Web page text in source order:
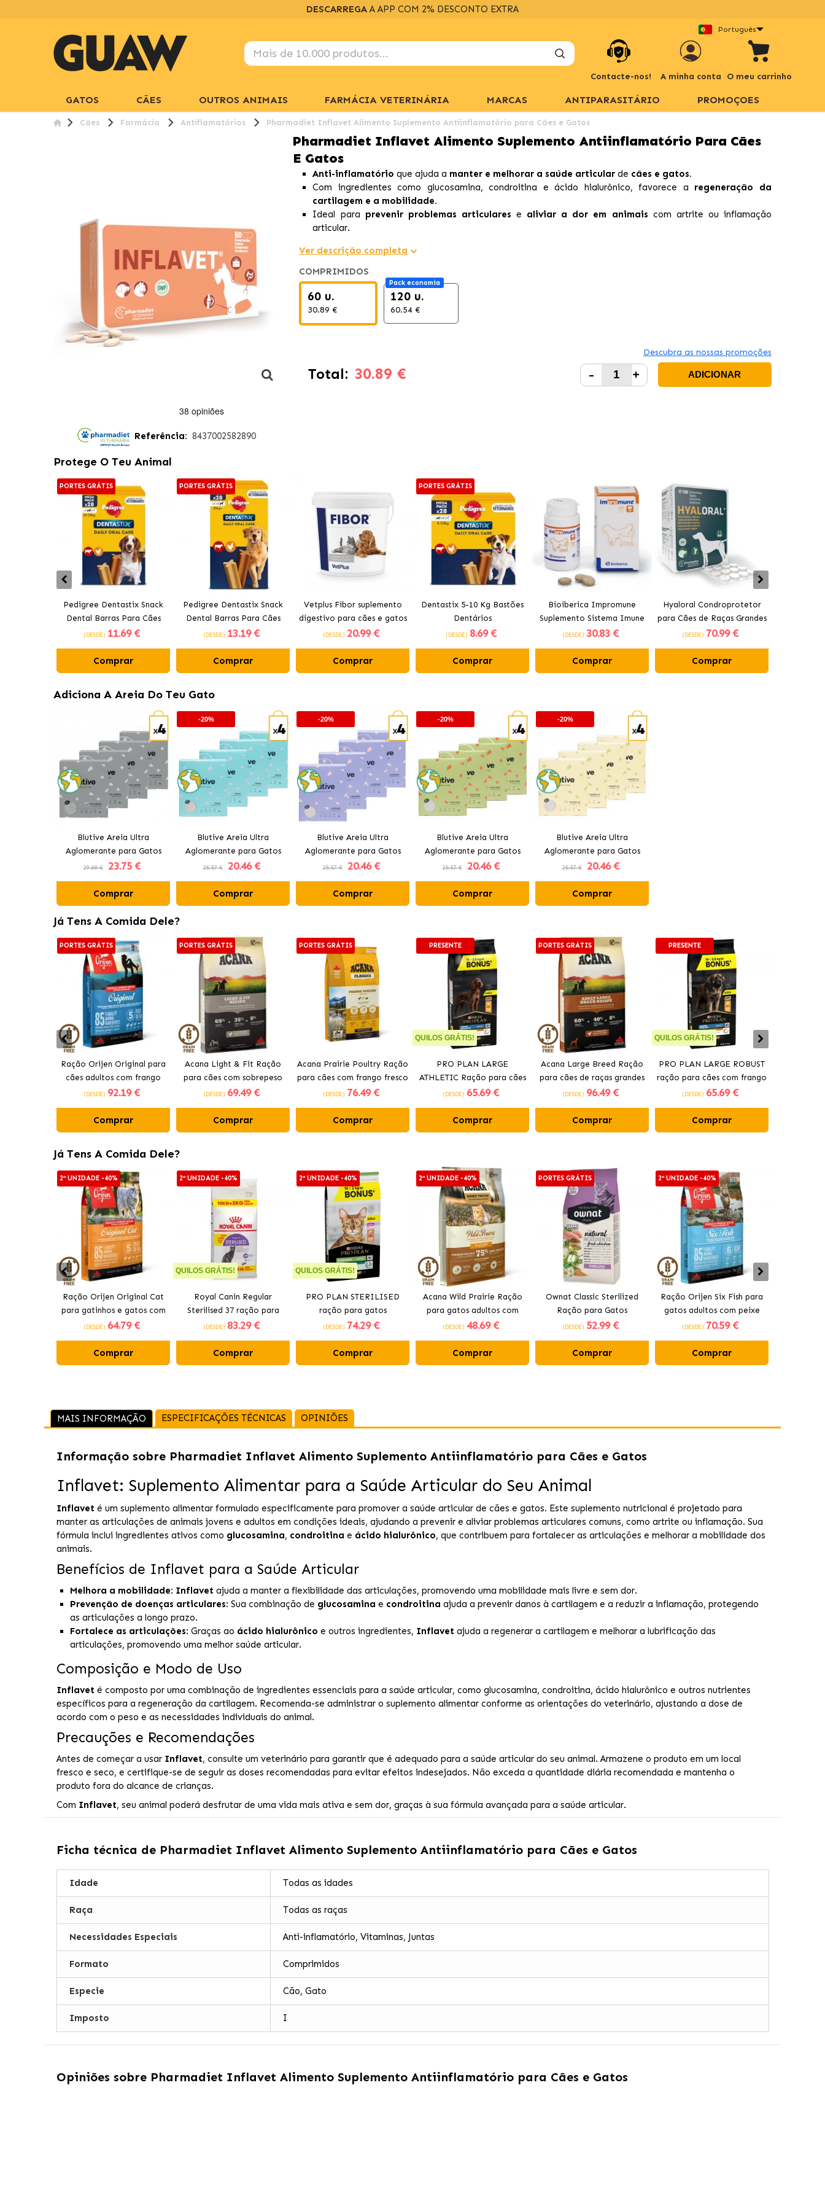
DESCARREGAA APP COM 2% DESCONTO EXTRA
Português
Contacte-nos! A minha conta O meu carrinho
GATOS CÃES OUTROS ANIMAIS FARMÁCIA VETERINÁRIA MARCAS ANTIPARASITÁRIO PROMOÇOES
Cães Farmácia Antiflamatórios Pharmadiet Inflavet Alimento Suplemento Antiinflamatório para Cães e Gatos
Pharmadiet Inflavet Alimento Suplemento Antiinflamatório Para Cães
E Gatos
Referência: 8437002582890
Anti-inflamatório que ajuda a manter e melhorar a saúde articular de cães e gatos.
Com ingredientes como glucosamina, condroitina e ácido hialurônico, favorece a regeneração da
cartilagem e a mobilidade.
Ideal para prevenir problemas articulares e aliviar a dor em animais com artrite ou inflamação
articular.
Ver descrição completa
COMPRIMIDOS
60 u.
30.89 €
Pack economia
120 u.
60.54 €
Descubra as nossas promoções
Total: 30.89 € - + ADICIONAR
Protege O Teu Animal
PORTES GRÁTIS
Pedigree Dentastix Snack
Dental Barras Para Cães
Médios 10-25 kg
(DESDE) 11.69 €
Comprar
PORTES GRÁTIS
Pedigree Dentastix Snack
Dental Barras Para Cães
Grandes +25 kg
(DESDE) 13.19 €
Comprar
Vetplus Fibor suplemento
digestivo para cães e gatos
(DESDE) 20.99 €
Comprar
PORTES GRÁTIS
Dentastix 5-10 Kg Bastões
Dentários
(DESDE) 8.69 €
Comprar
Bioiberica Impromune
Suplemento Sistema Imune
para Cães e Gatos
(DESDE) 30.83 €
Comprar
Hyaloral Condroprotetor
para Cães de Raças Grandes
Pharmadiet
(DESDE) 70.99 €
Comprar
Adiciona A Areia Do Teu Gato
Blutive Areia Ultra
Aglomerante para Gatos
Carvão Ativo
29.68 € 23.75 €
Comprar
-20%
Blutive Areia Ultra
Aglomerante para Gatos
Aroma Fresh
25.57 € 20.46 €
Comprar
-20%
Blutive Areia Ultra
Aglomerante para Gatos
Aroma Lavanda
25.57 € 20.46 €
Comprar
-20%
Blutive Areia Ultra
Aglomerante para Gatos
Aroma Aloe Vera
25.57 € 20.46 €
Comprar
-20%
Blutive Areia Ultra
Aglomerante para Gatos
Aroma Marselha
25.57 € 20.46 €
Comprar
Já Tens A Comida Dele?
PORTES GRÁTIS
Ração Orijen Original para
cães adultos com frango
(DESDE) 92.19 €
Comprar
PORTES GRÁTIS
Acana Light & Fit Ração
para cães com sobrepeso
com frango fresco
(DESDE) 69.49 €
Comprar
PORTES GRÁTIS
Acana Prairie Poultry Ração
para cães com frango fresco
(DESDE) 76.49 €
Comprar
PRESENTE
QUILOS GRÁTIS!
PRO PLAN LARGE
ATHLETIC Ração para cães
com frango
(DESDE) 65.69 €
Comprar
PORTES GRÁTIS
Acana Large Breed Ração
para cães de raças grandes
com frango
(DESDE) 96.49 €
Comprar
PRESENTE
QUILOS GRÁTIS!
PRO PLAN LARGE ROBUST
ração para cães com frango
(DESDE) 65.69 €
Comprar
Já Tens A Comida Dele?
2ª UNIDADE -40%
Ração Orijen Original Cat
para gatinhos e gatos com
frango
(DESDE) 64.79 €
Comprar
2ª UNIDADE -40%
QUILOS GRÁTIS!
Royal Canin Regular
Sterilised 37 ração para
gato adulto esterilizado
(DESDE) 83.29 €
Comprar
2ª UNIDADE -40%
QUILOS GRÁTIS!
PRO PLAN STERILISED
ração para gatos
esterilizados com salmão
(DESDE) 74.29 €
Comprar
2ª UNIDADE -40%
Acana Wild Prairie Ração
para gatos adultos com
frango e peru
(DESDE) 48.69 €
Comprar
PORTES GRÁTIS
Ownat Classic Sterilized
Ração para Gatos
Esterilizados
(DESDE) 52.99 €
Comprar
2ª UNIDADE -40%
Ração Orijen Six Fish para
gatos adultos com peixe
(DESDE) 70.59 €
Comprar
MAIS INFORMAÇÃO ESPECIFICAÇÕES TÉCNICAS OPINIÕES
Informação sobre Pharmadiet Inflavet Alimento Suplemento Antiinflamatório para Cães e Gatos
Inflavet: Suplemento Alimentar para a Saúde Articular do Seu Animal
Inflavet é um suplemento alimentar formulado especificamente para promover a saúde articular de cães e gatos. Este suplemento nutricional é projetado para
manter as articulações de animais jovens e adultos em condições ideais, ajudando a prevenir e aliviar problemas articulares comuns, como artrite ou inflamação. Sua
fórmula inclui ingredientes ativos como glucosamina, condroitina e ácido hialurônico, que contribuem para fortalecer as articulações e melhorar a mobilidade dos
animais.
Benefícios de Inflavet para a Saúde Articular
Melhora a mobilidade: Inflavet ajuda a manter a flexibilidade das articulações, promovendo uma mobilidade mais livre e sem dor.
Prevenção de doenças articulares: Sua combinação de glucosamina e condroitina ajuda a prevenir danos à cartilagem e a reduzir a inflamação, protegendo
as articulações a longo prazo.
Fortalece as articulações: Graças ao ácido hialurônico e outros ingredientes, Inflavet ajuda a regenerar a cartilagem e melhorar a lubrificação das
articulações, promovendo uma melhor saúde articular.
Composição e Modo de Uso
Inflavet é composto por uma combinação de ingredientes essenciais para a saúde articular, como glucosamina, condroitina, ácido hialurônico e outros nutrientes
específicos para a regeneração da cartilagem. Recomenda-se administrar o suplemento alimentar conforme as orientações do veterinário, ajustando a dose de
acordo com o peso e as necessidades individuais do animal.
Precauções e Recomendações
Antes de começar a usar Inflavet, consulte um veterinário para garantir que é adequado para a saúde articular do seu animal. Armazene o produto em um local
fresco e seco, e certifique-se de seguir as doses recomendadas para evitar efeitos indesejados. Não exceda a quantidade diária recomendada e mantenha o
produto fora do alcance de crianças.
Com Inflavet, seu animal poderá desfrutar de uma vida mais ativa e sem dor, graças à sua fórmula avançada para a saúde articular.
Ficha técnica de Pharmadiet Inflavet Alimento Suplemento Antiinflamatório para Cães e Gatos
Idade Todas as idades
Raça Todas as raças
Necessidades Especiais Anti-inflamatório, Vitaminas, Juntas
Formato Comprimidos
Especie Cão, Gato
Imposto I
Opiniões sobre Pharmadiet Inflavet Alimento Suplemento Antiinflamatório para Cães e Gatos